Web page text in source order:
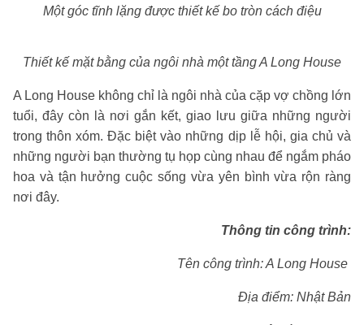
Một góc tĩnh lặng được thiết kế bo tròn cách điệu
Thiết kế mặt bằng của ngôi nhà một tầng A Long House
A Long House không chỉ là ngôi nhà của cặp vợ chồng lớn
tuổi, đây còn là nơi gắn kết, giao lưu giữa những người
trong thôn xóm. Đặc biệt vào những dịp lễ hội, gia chủ và
những người bạn thường tụ họp cùng nhau để ngắm pháo
hoa và tận hưởng cuộc sống vừa yên bình vừa rộn ràng
nơi đây.
Thông tin công trình:
Tên công trình: A Long House
Địa điểm: Nhật Bản